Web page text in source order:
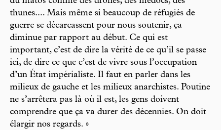
thunes.... Mais même si beaucoup de réfugiés de
guerre se décarcassent pour nous soutenir, ça
diminue par rapport au début. Ce qui est
important, c’est de dire la vérité de ce qu’il se passe
ici, de dire ce que c’est de vivre sous l’occupation
d’un État impérialiste. Il faut en parler dans les
milieux de gauche et les milieux anarchistes. Poutine
ne s’arrêtera pas là où il est, les gens doivent
comprendre que ça va durer des décennies. On doit
élargir nos regards. »